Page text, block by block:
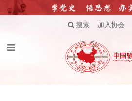
搜索 加入协会